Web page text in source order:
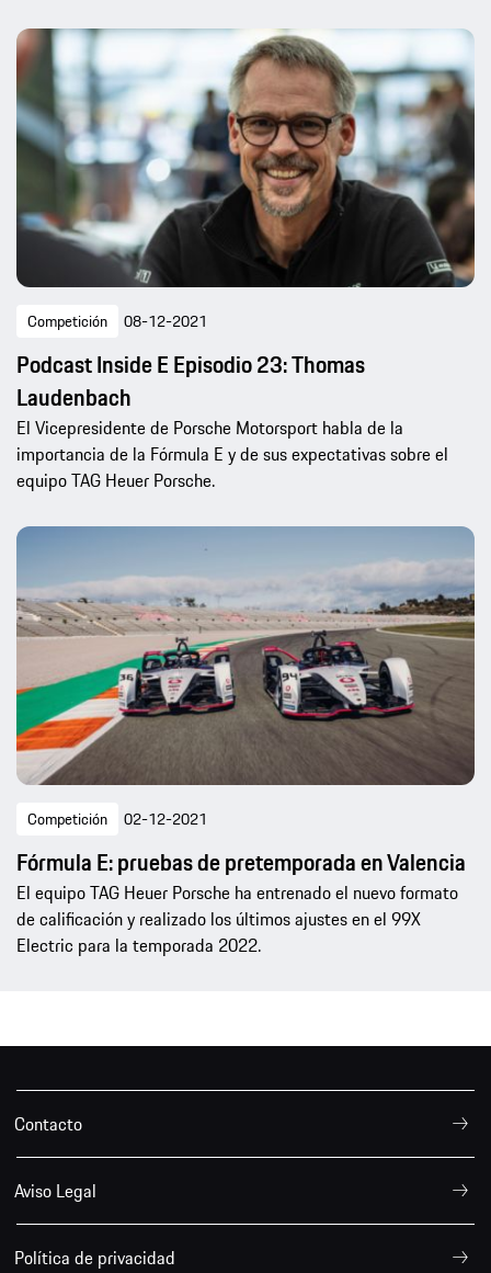
Competición 08-12-2021
Podcast Inside E Episodio 23: Thomas
Laudenbach
El Vicepresidente de Porsche Motorsport habla de la
importancia de la Fórmula E y de sus expectativas sobre el
equipo TAG Heuer Porsche.
Competición 02-12-2021
Fórmula E: pruebas de pretemporada en Valencia
El equipo TAG Heuer Porsche ha entrenado el nuevo formato
de calificación y realizado los últimos ajustes en el 99X
Electric para la temporada 2022.
Contacto
Aviso Legal
Política de privacidad